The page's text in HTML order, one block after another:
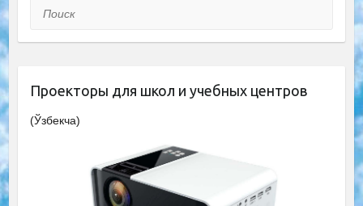
Поиск
Проекторы для школ и учебных центров
(Ўзбекча)